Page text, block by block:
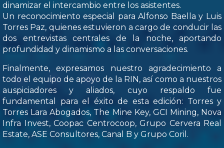
dinamizar el intercambio entre los asistentes.
Un reconocimiento especial para Alfonso Baella y Luis
Torres Paz, quienes estuvieron a cargo de conducir las
dos entrevistas centrales de la noche, aportando
profundidad y dinamismo a las conversaciones.
Finalmente, expresamos nuestro agradecimiento a
todo el equipo de apoyo de la RIN, así como a nuestros
auspiciadores y aliados, cuyo respaldo fue
fundamental para el éxito de esta edición: Torres y
Torres Lara Abogados, The Mine Key, GCI Mining, Nova
Infra Invest, Coopac Centrocoop, Grupo Cervera Real
Estate, ASE Consultores, Canal B y Grupo Coril.